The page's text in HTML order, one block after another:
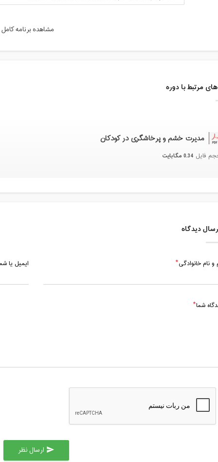
مشاهده برنامه کامل
مرتبط با دوره
مدیرت خشم و پرخاشگری در کودکان
فایل 0.34 مگابایت
دیدگاه
و نام خانوادگی ایمیل یا
شما
send